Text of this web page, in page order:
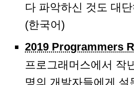
다 파악하신 것도 대
(한국어)
2019 Programmers
프로그래머스에서 작
명의 개발자들에게 설